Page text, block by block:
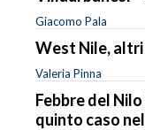
Giacomo Pala
West Nile, altri
Valeria Pinna
Febbre del
quinto caso